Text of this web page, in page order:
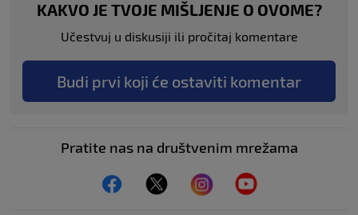
KAKVO JE TVOJE MIŠLJENJE O OVOME?
Učestvuj u diskusiji ili pročitaj komentare
Budi prvi koji će ostaviti komentar
Pratite nas na društvenim mrežama